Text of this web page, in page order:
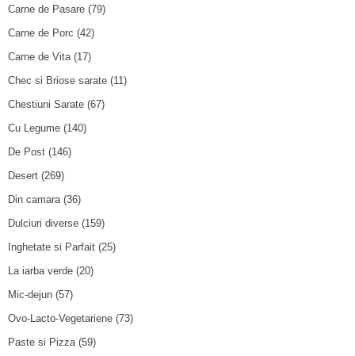
Carne de Pasare (79)
Carne de Porc (42)
Carne de Vita (17)
Chec si Briose sarate (11)
Chestiuni Sarate (67)
Cu Legume (140)
De Post (146)
Desert (269)
Din camara (36)
Dulciuri diverse (159)
Inghetate si Parfait (25)
La iarba verde (20)
Mic-dejun (57)
Ovo-Lacto-Vegetariene (73)
Paste si Pizza (59)